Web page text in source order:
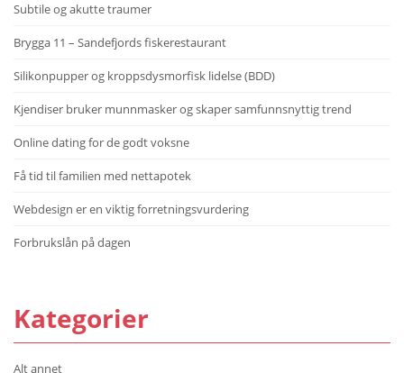
Subtile og akutte traumer
Brygga 11 – Sandefjords fiskerestaurant
Silikonpupper og kroppsdysmorfisk lidelse (BDD)
Kjendiser bruker munnmasker og skaper samfunnsnyttig trend
Online dating for de godt voksne
Få tid til familien med nettapotek
Webdesign er en viktig forretningsvurdering
Forbrukslån på dagen
Kategorier
Alt annet